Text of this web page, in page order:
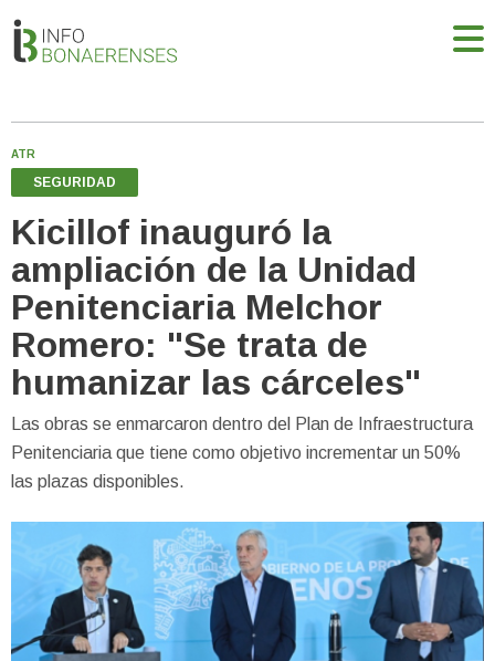
ATR
SEGURIDAD
Kicillof inauguró la
ampliación de la Unidad
Penitenciaria Melchor
Romero: "Se trata de
humanizar las cárceles"
Las obras se enmarcaron dentro del Plan de Infraestructura
Penitenciaria que tiene como objetivo incrementar un 50%
las plazas disponibles.